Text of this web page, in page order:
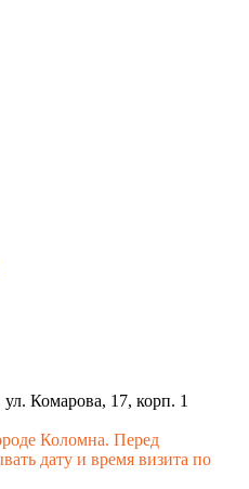
Комарова, 17, корп. 1
Коломна. Перед
дату и время визита по